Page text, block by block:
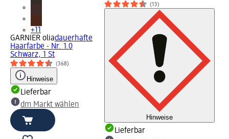
+11
GARNIER oliadauerhafte
Haarfarbe - Nr. 1.0
Schwarz, 1 St
(368)
Hinweise
Lieferbar
dm Markt wählen
(13)
Hinweise
Lieferbar